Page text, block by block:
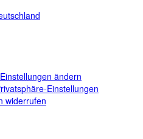
ändern
Einstellungen
widerrufen